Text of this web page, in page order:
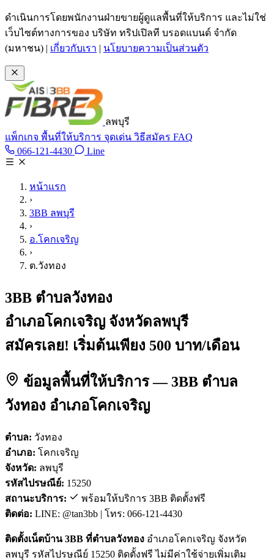
ข้ามไปเนื้อหาหลัก
ดำเนินการโดยพนักงานฝ่ายขายผู้ดูแลพื้นที่ให้บริการ และไม่ใช่
เว็บไซต์ทางการของ บริษัท ทริปเปิลที บรอดแบนด์ จำกัด
(มหาชน) | เกี่ยวกับเรา | นโยบายความเป็นส่วนตัว
ลพบุรี
แพ็กเกจ พื้นที่ให้บริการ จุดเด่น วิธีสมัคร FAQ
066-121-4430 โทร 066-121-4430
LineLine @tan3bb
หน้าแรก
›
3BB ลพบุรี
›
อ.โคกเจริญ
›
ต.วังทอง
3BB ตำบลวังทอง
อำเภอโคกเจริญ จังหวัดลพบุรี
สมัครเลย! เริ่มต้นเพียง 500 บาท/เดือน
ข้อมูลพื้นที่ให้บริการ — 3BB ตำบล
วังทอง อำเภอโคกเจริญ
ตำบล: วังทอง
อำเภอ: โคกเจริญ
จังหวัด: ลพบุรี
รหัสไปรษณีย์: 15250
สถานะบริการ:
พร้อมให้บริการ 3BB ติดตั้งฟรี
ติดต่อ: LINE: @tan3bb | โทร: 066-121-4430
ติดตั้งเน็ตบ้าน 3BB ที่ตำบลวังทอง อำเภอโคกเจริญ จังหวัด
ลพบุรี รหัสไปรษณีย์ 15250 ติดตั้งฟรี ไม่มีค่าใช้จ่ายเพิ่มเติม